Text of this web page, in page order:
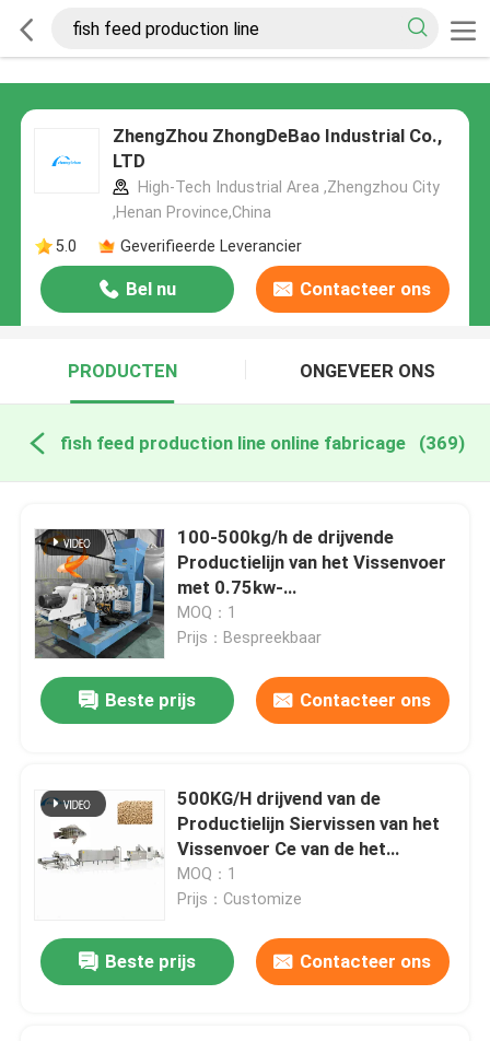
ZhengZhou ZhongDeBao Industrial Co.,
LTD
High-Tech Industrial Area ,Zhengzhou City
,Henan Province,China
5.0
Geverifieerde Leverancier
Bel nu Contacteer ons
PRODUCTEN ONGEVEER ONS
fish feed production line online fabricage (369)
100-500kg/h de drijvende
Productielijn van het Vissenvoer
met 0.75kw-
Schroeftransportband 112mm
MOQ：1
Prijs：Bespreekbaar
Beste prijs Contacteer ons
500KG/H drijvend van de
Productielijn Siervissen van het
Vissenvoer Ce van de het
Voedselextruder
MOQ：1
Prijs：Customize
Beste prijs Contacteer ons